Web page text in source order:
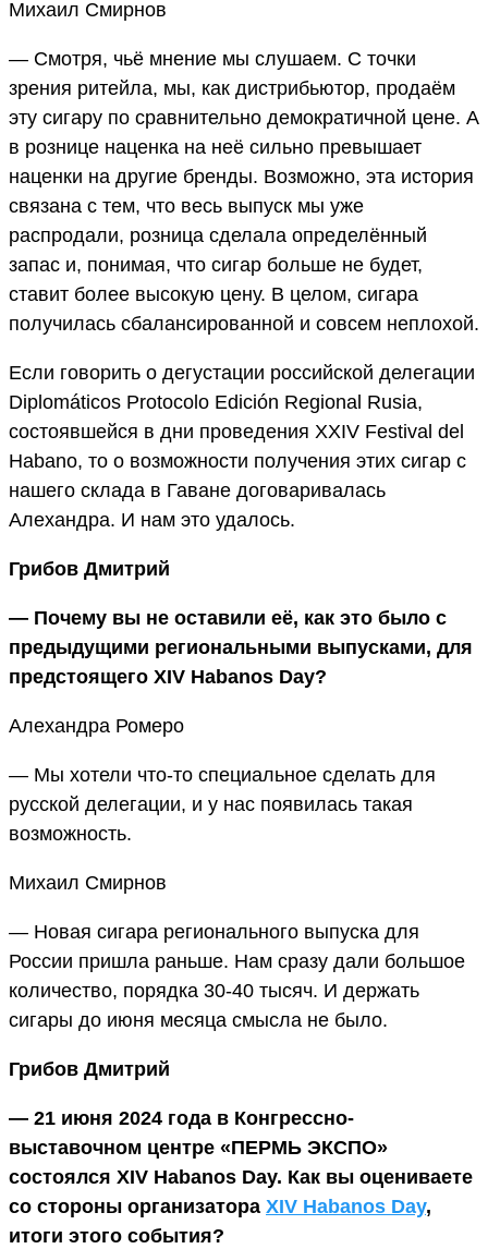
Михаил Смирнов
— Смотря, чьё мнение мы слушаем. С точки
зрения ритейла, мы, как дистрибьютор, продаём
эту сигару по сравнительно демократичной цене. А
в рознице наценка на неё сильно превышает
наценки на другие бренды. Возможно, эта история
связана с тем, что весь выпуск мы уже
распродали, розница сделала определённый
запас и, понимая, что сигар больше не будет,
ставит более высокую цену. В целом, сигара
получилась сбалансированной и совсем неплохой.
Если говорить о дегустации российской делегации
Diplomáticos Protocolo Edición Regional Rusia,
состоявшейся в дни проведения XXIV Festival del
Habano, то о возможности получения этих сигар с
нашего склада в Гаване договаривалась
Алехандра. И нам это удалось.
Грибов Дмитрий
— Почему вы не оставили её, как это было с
предыдущими региональными выпусками, для
предстоящего XIV Habanos Day?
Алехандра Ромеро
— Мы хотели что-то специальное сделать для
русской делегации, и у нас появилась такая
возможность.
Михаил Смирнов
— Новая сигара регионального выпуска для
России пришла раньше. Нам сразу дали большое
количество, порядка 30-40 тысяч. И держать
сигары до июня месяца смысла не было.
Грибов Дмитрий
— 21 июня 2024 года в Конгрессно-
выставочном центре «ПЕРМЬ ЭКСПО»
состоялся XIV Habanos Day. Как вы оцениваете
со стороны организатора XIV Habanos Day,
итоги этого события?